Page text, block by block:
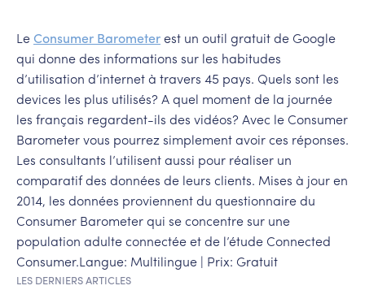
Le Consumer Barometer est un outil gratuit de Google
qui donne des informations sur les habitudes
d’utilisation d’internet à travers 45 pays. Quels sont les
devices les plus utilisés? A quel moment de la journée
les français regardent-ils des vidéos? Avec le Consumer
Barometer vous pourrez simplement avoir ces réponses.
Les consultants l’utilisent aussi pour réaliser un
comparatif des données de leurs clients. Mises à jour en
2014, les données proviennent du questionnaire du
Consumer Barometer qui se concentre sur une
population adulte connectée et de l’étude Connected
Consumer.Langue: Multilingue | Prix: Gratuit
LES DERNIERS ARTICLES